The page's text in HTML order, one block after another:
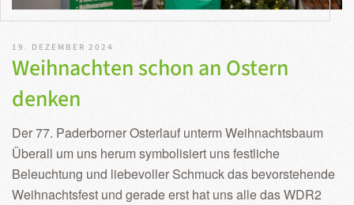
19. DEZEMBER 2024
Weihnachten schon an Ostern
denken
Der 77. Paderborner Osterlauf unterm Weihnachtsbaum
Überall um uns herum symbolisiert uns festliche
Beleuchtung und liebevoller Schmuck das bevorstehende
Weihnachtsfest und gerade erst hat uns alle das WDR2